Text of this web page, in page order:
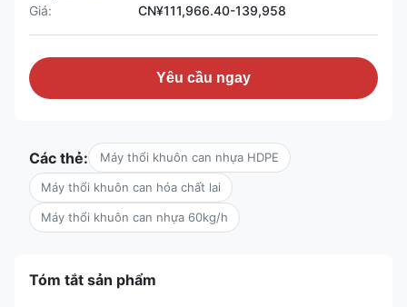
Giá: CN¥111,966.40-139,958
Yêu cầu ngay
Các thẻ: Máy thổi khuôn can nhựa HDPE
Máy thổi khuôn can hóa chất lai
Máy thổi khuôn can nhựa 60kg/h
Tóm tắt sản phẩm